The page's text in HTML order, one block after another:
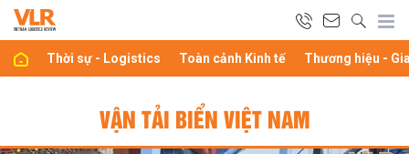
Thời sự - Logistics Toàn cảnh Kinh tế Thương hiệu -
VẬN TẢI BIỂN VIỆT NAM